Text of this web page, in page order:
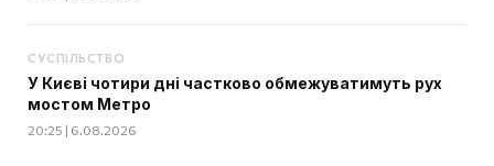
СУСПІЛЬСТВО
У Києві чотири дні частково обмежуватимуть рух
мостом Метро
20:25 | 6.08.2026